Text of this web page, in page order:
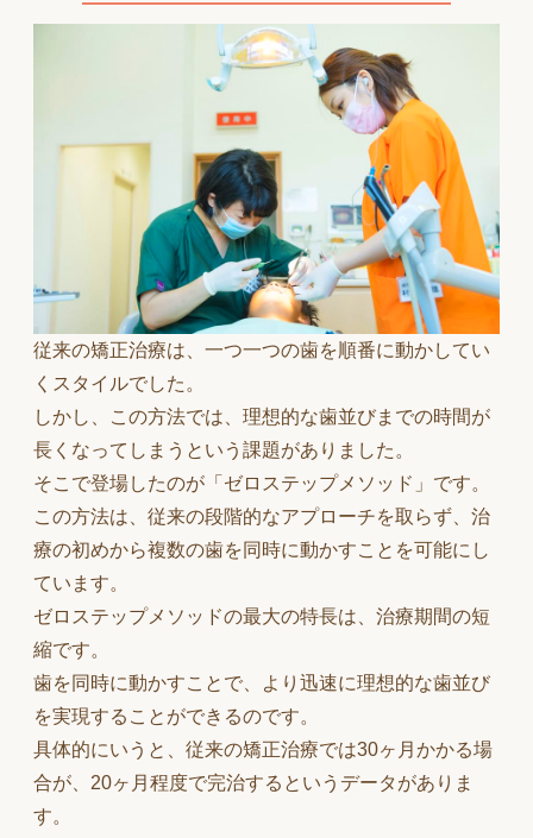
従来の矯正治療は、一つ一つの歯を順番に動かしてい
くスタイルでした。
しかし、この方法では、理想的な歯並びまでの時間が
長くなってしまうという課題がありました。
そこで登場したのが「ゼロステップメソッド」です。
この方法は、従来の段階的なアプローチを取らず、治
療の初めから複数の歯を同時に動かすことを可能にし
ています。
ゼロステップメソッドの最大の特長は、治療期間の短
縮です。
歯を同時に動かすことで、より迅速に理想的な歯並び
を実現することができるのです。
具体的にいうと、従来の矯正治療では30ヶ月かかる場
合が、20ヶ月程度で完治するというデータがありま
す。